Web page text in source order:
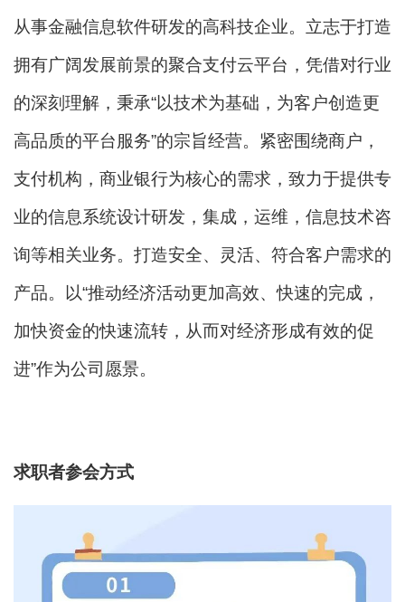
从事金融信息软件研发的高科技企业。立志于打造
拥有广阔发展前景的聚合支付云平台，凭借对行业
的深刻理解，秉承“以技术为基础，为客户创造更
高品质的平台服务”的宗旨经营。紧密围绕商户，
支付机构，商业银行为核心的需求，致力于提供专
业的信息系统设计研发，集成，运维，信息技术咨
询等相关业务。打造安全、灵活、符合客户需求的
产品。以“推动经济活动更加高效、快速的完成，
加快资金的快速流转，从而对经济形成有效的促
进”作为公司愿景。
求职者参会方式